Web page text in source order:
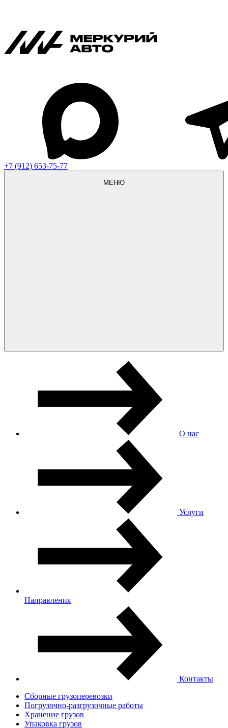
+7 (912) 653-75-77
МЕНЮ
О нас
Услуги
Направления
Контакты
Сборные грузоперевозки
Погрузочно-разгрузочные работы
Хранение грузов
Упаковка грузов